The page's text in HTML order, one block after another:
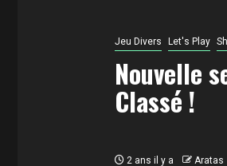
Jeu Divers Let's Play
Nouvelle
Classé !
2 ans il y a Aratas